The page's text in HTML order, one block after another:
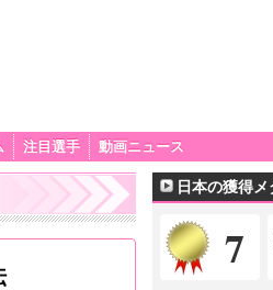
注目選手 動画ニュース
日本の獲得
7